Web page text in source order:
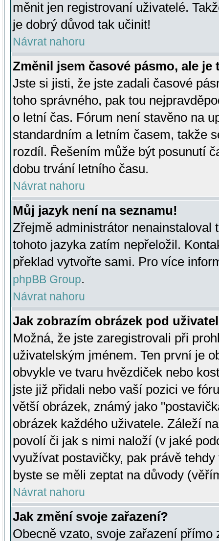
měnit jen registrovaní uživatelé.
je dobrý důvod tak učinit!
Návrat nahoru
Změnil jsem časové pásmo, ale je
Jste si jisti, že jste zadali časové
toho správného, pak tou
o letní čas. Fórum není stavěno na
standardním a letním časem, takže
rozdíl. Řešením může být posunutí
dobu trvání letního času.
Návrat nahoru
Můj jazyk není na seznamu!
Zřejmě administrátor nenainstaloval
tohoto jazyka zatím nepřeložil.
překlad vytvořte sami. Pro více
phpBB Group.
Návrat nahoru
Jak zobrazím obrázek pod
Možná, že jste zaregistrovali při
uživatelským jménem. Ten první je
obvykle ve tvaru hvězdiček nebo
jste již přidali nebo vaší pozici ve
větší obrázek, známý jako
obrázek každého uživatele. Záleží
povolí či jak s nimi naloží (v jaké
využívat postavičky, pak právě
byste se měli zeptat na důvody
Návrat nahoru
Jak změní svoje zařazení?
Obecně vzato, svoje zařazení přímo